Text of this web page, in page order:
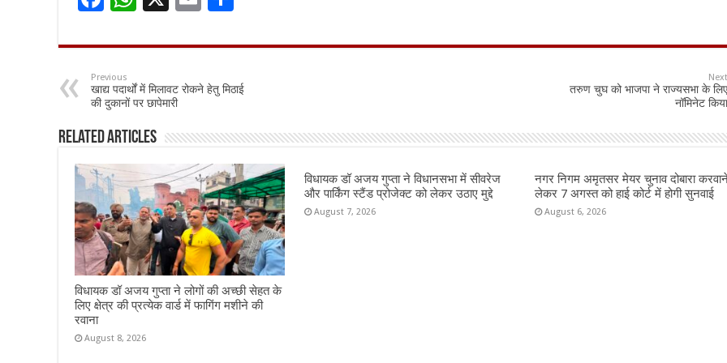
e
b
o
o
at
sA
p
p
ai
l
ar
e
Previous
खाद्य पदार्थों में मिलावट रोकने हेतु मिठाई
की दुकानों पर छापेमारी
Next
तरुण चुघ को भाजपा ने राज्यसभा के लिए
नॉमिनेट किया
Related Articles
विधायक डॉ अजय गुप्ता ने लोगों की अच्छी सेहत के
लिए क्षेत्र की प्रत्येक वार्ड में फागिंग मशीने की
रवाना
August 8, 2026
विधायक डॉ अजय गुप्ता ने विधानसभा में सीवरेज
और पार्किंग स्टैंड प्रोजेक्ट को लेकर उठाए मुद्दे
August 7, 2026
नगर निगम अमृतसर मेयर चुनाव दोबारा
लेकर 7 अगस्त को हाई कोर्ट में होगी सुनवाई
August 6, 2026